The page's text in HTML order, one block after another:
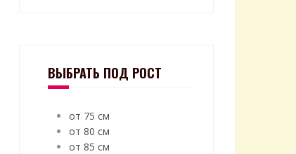
ВЫБРАТЬ ПОД РОСТ
от 75 см
от 80 см
от 85 см